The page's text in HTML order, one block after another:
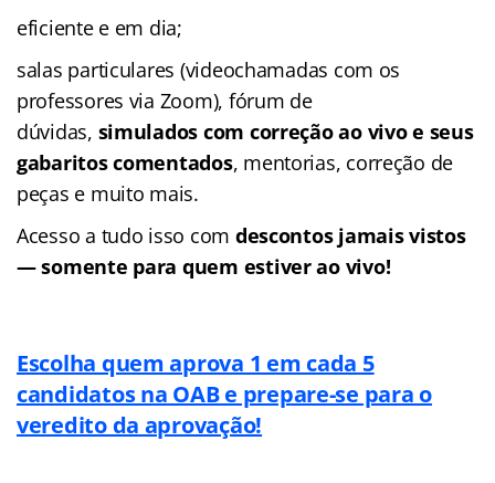
eficiente e em dia;
salas particulares (videochamadas com os
professores via Zoom), fórum de
dúvidas, simulados com correção ao vivo e seus
gabaritos comentados, mentorias, correção de
peças e muito mais.
Acesso a tudo isso com descontos jamais vistos
— somente para quem estiver ao vivo!
Escolha quem aprova 1 em cada 5
candidatos na OAB e prepare-se para o
veredito da aprovação!